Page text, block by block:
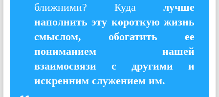
ближними? Кудалучше
наполнить эту короткую жизнь
смыслом, обогатить ее
пониманием нашей
взаимосвязи с другими и
искренним служением им.